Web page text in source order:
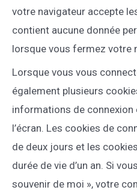
votre navigateur accepte
contient aucune donnée
lorsque vous fermez votre
Lorsque vous vous
également plusieurs
informations de connexion
l’écran. Les cookies de
de deux jours et les
durée de vie d’un an. Si
souvenir de moi », votre